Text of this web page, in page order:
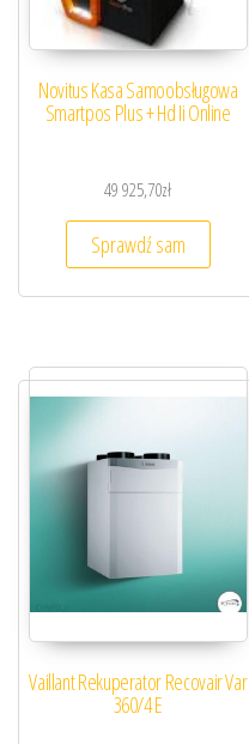
Novitus Kasa Samoobsługowa
Smartpos Plus + Hd Ii Online
49 925,70zł
Sprawdź sam
Vaillant Rekuperator Recovair Var
360/4 E